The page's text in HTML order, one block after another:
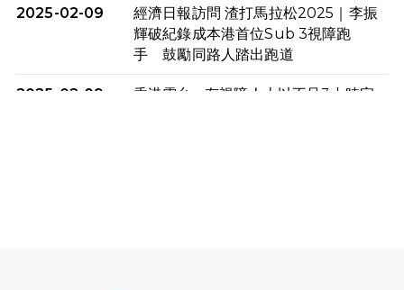
2025-02-09
經濟日報訪問 渣打馬拉松2025｜李振
輝破紀錄成本港首位Sub 3視障跑
手 鼓勵同路人踏出跑道
2025-02-09
香港電台 - 有視障人士以不足3小時完